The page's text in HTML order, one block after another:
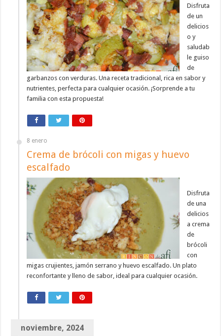
Disfruta
de un
delicios
o y
saludab
le guiso
de
garbanzos con verduras. Una receta tradicional, rica en sabor y
nutrientes, perfecta para cualquier ocasión. ¡Sorprende a tu
familia con esta propuesta!
8 enero
Crema de brócoli con migas y huevo
escalfado
Disfruta
de una
delicios
a crema
de
brócoli
con
migas crujientes, jamón serrano y huevo escalfado. Un plato
reconfortante y lleno de sabor, ideal para cualquier ocasión.
noviembre, 2024